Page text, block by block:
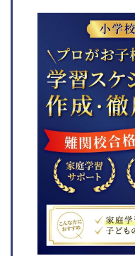
サレジアン国際学園小学
青山学院初等部
宝仙学園小学校
桐朋小学校
淑徳小学校
東洋英和女学院小学部
早稲田実業学校初等部
成蹊小学校
桐朋学園小学校
聖心女子学院初等科
晃華学園小学校
川村小学校